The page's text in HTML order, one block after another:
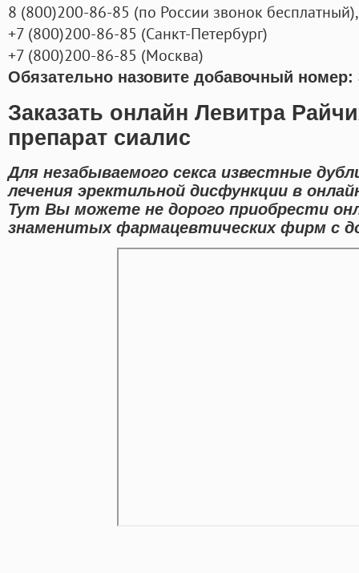
8 (800)200-86-85 (по России звонок бесплатный),
+7 (800)200-86-85 (Санкт-Петербург)
+7 (800)200-86-85 (Москва)
Обязательно назовите добавочный номер:
Заказать онлайн Левитра
препарат сиалис
Для незабываемого секса известные
лечения эректильной дисфункции в
Тут Вы можете не дорого приобрести
знаменитых фармацевтических фирм с